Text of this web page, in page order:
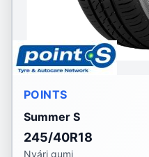
POINTS
Summer S
245/40R18
Nyári gumi